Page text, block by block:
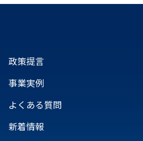
政策提言
事業実例
よくある質問
新着情報